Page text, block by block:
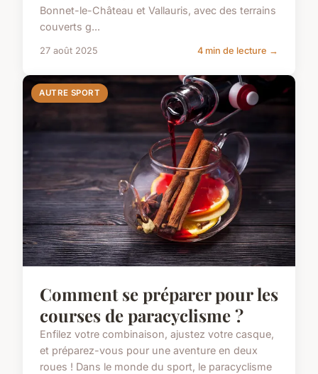
Bonnet-le-Château et Vallauris, avec des terrains
couverts g...
27 août 2025 4 min de lecture →
AUTRE SPORT
Comment se préparer pour les
courses de paracyclisme ?
Enfilez votre combinaison, ajustez votre casque,
et préparez-vous pour une aventure en deux
roues ! Dans le monde du sport, le paracyclisme